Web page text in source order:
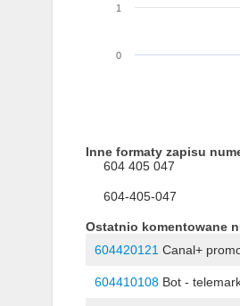
0
1
Inne formaty zapisu
604 405 047
604-405-047
Ostatnio komentowane
604420121Canal+
604410108Bot -